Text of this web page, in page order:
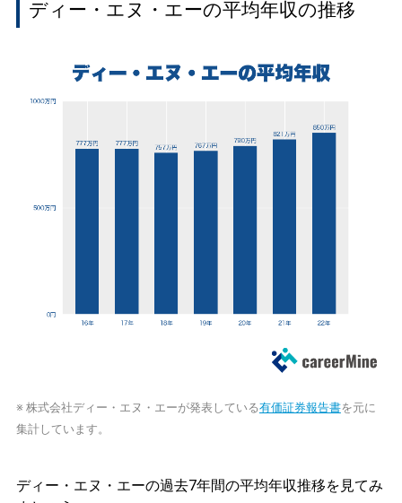
ディー・エヌ・エーの平均年収の推移
※ 株式会社ディー・エヌ・エーが発表している有価証券報告書を元に
集計しています。
ディー・エヌ・エーの過去7年間の平均年収推移を見てみ